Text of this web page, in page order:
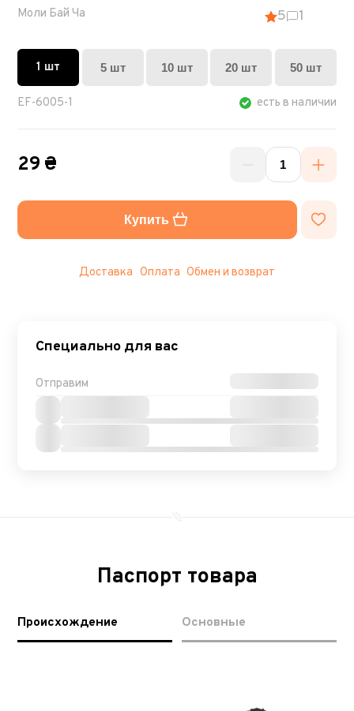
Моли Бай Ча 5 1
1 шт 5 шт 10 шт 20 шт 50 шт
EF-6005-1 есть в наличии
29 ₴
Купить
Доставка Оплата Обмен и возврат
Специально для вас
Отправим
Паспорт товара
Происхождение Основные